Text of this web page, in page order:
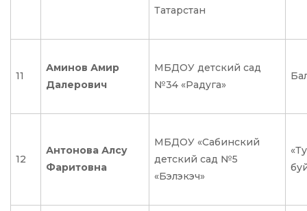
Татарстан
11
Аминов Амир
Далерович
МБДОУ детский сад
№34 «Радуга»
12
Антонова Алсу
Фаритовна
МБДОУ «Сабинский
детский сад №5
«Бэлэкэч»